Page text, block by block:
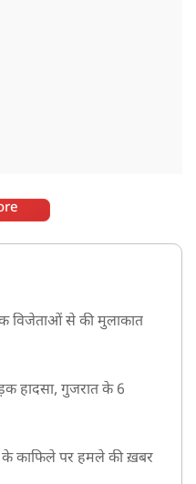
विजेताओं से की मुलाकात
हादसा, गुजरात के 6
के काफिले पर हमले की ख़बर